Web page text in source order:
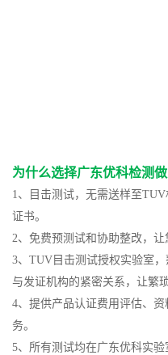
为什么选择广东优科检测
1、目击测试，无需送样至
证书。
2、免费预测试和协助整改，让
3、TUV目击测试授权实验室
与发证机构的紧密关系，让繁
4、提供产品认证费用评估、
务。
5、所有测试均在广东优科实验